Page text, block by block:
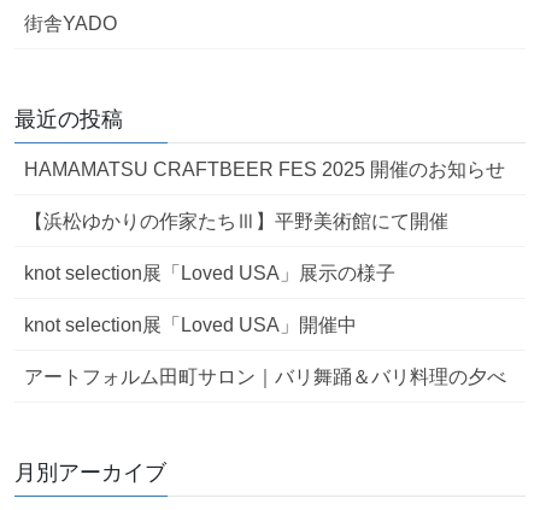
街舎YADO
最近の投稿
HAMAMATSU CRAFTBEER FES 2025 開催のお知らせ
【浜松ゆかりの作家たちⅢ】平野美術館にて開催
knot selection展「Loved USA」展示の様子
knot selection展「Loved USA」開催中
アートフォルム田町サロン｜バリ舞踊＆バリ料理の夕べ
月別アーカイブ